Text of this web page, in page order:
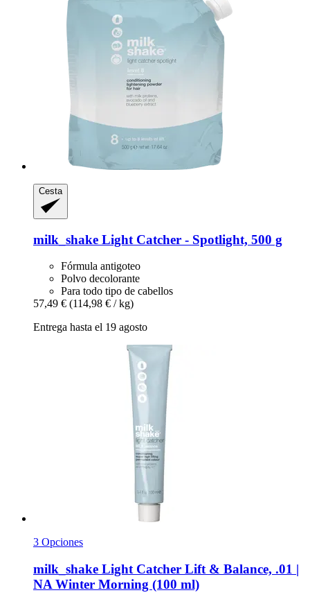
Cesta
milk_shake Light Catcher -​ Spotlight, 500 g
Fórmula antigoteo
Polvo decolorante
Para todo tipo de cabellos
57,49 € (114,98 € / kg)
Entrega hasta el 19 agosto
3 Opciones
milk_shake Light Catcher Lift & Balance, .01 |
NA Winter Morning (100 ml)